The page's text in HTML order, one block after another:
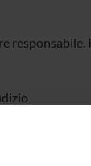
del giudizio
di gradi